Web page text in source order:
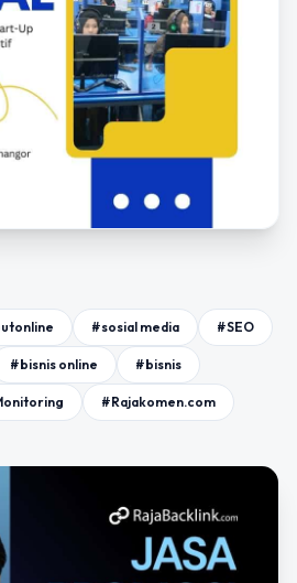
#sosial media #SEO
#bisnis online #bisnis
#Rajakomen.com